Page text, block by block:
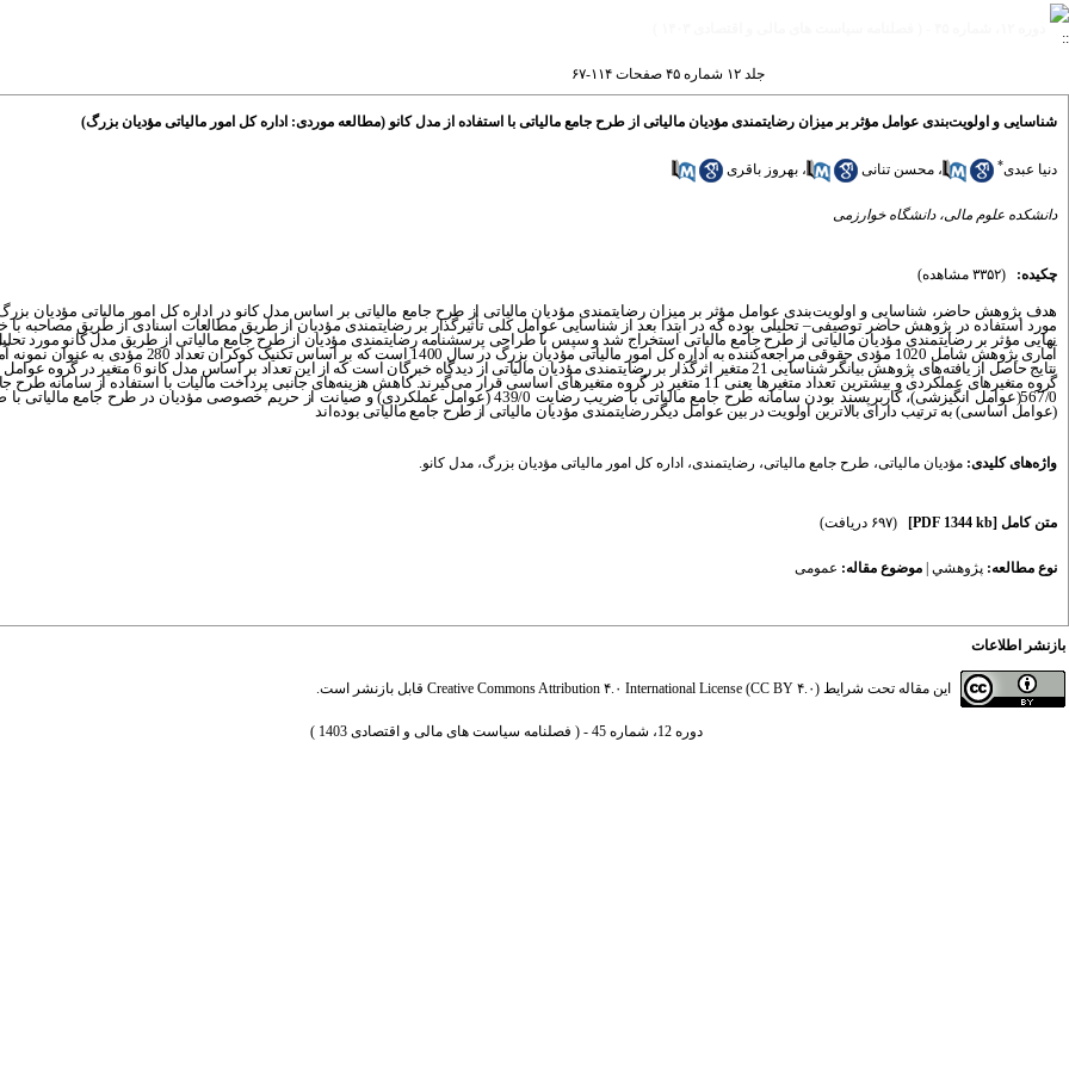
جلد ۱۲ شماره ۴۵ صفحات ۱۱۴-۶۷
شناسایی و اولویت‌بندی عوامل مؤثر بر میزان رضایتمندی مؤدیان مالیاتی از طرح جامع مالیاتی با استفاده از مدل کانو (مطالعه موردی: اداره کل امور مالیاتی مؤدیان بزرگ)
دنیا عبدی* ، محسن تنانی ، بهروز باقری
دانشکده علوم مالی، دانشگاه خوارزمی
چکیده: (۳۳۵۲ مشاهده)
هدف پژوهش حاضر، شناسایی و اولویت‌بندی عوامل مؤثر بر میزان رضایتمندی مؤدیان مالیاتی از طرح جامع مالیاتی بر اساس مدل کانو در اداره کل امور مالیاتی مؤدیان
مورد استفاده در پژوهش حاضر توصیفی–تحلیلی بوده که در ابتدا بعد از شناسایی عوامل کلی تأثیرگذار بر رضایتمندی مؤدیان از طریق مطالعات اسنادی از طریق مصاحبه با
نهایی مؤثر بر رضایتمندی مؤدیان مالیاتی از طرح جامع مالیاتی استخراج شد و سپس با طراحی پرسشنامه رضایتمندی مؤدیان از طرح جامع مالیاتی از طریق مدل کانو مورد
آماری پژوهش شامل 1020 مؤدی حقوقی مراجعه‌کننده به اداره کل امور مالیاتی مؤدیان بزرگ در سال
گروه متغیرهای عملکردی و بیشترین تعداد متغیرها یعنی 11 متغیر در گروه متغیرهای اساسی قرار می‌گیرند. کاهش هزینه‌های جانبی پرداخت مالیات با استفاده از
(عوامل اساسی) به ترتیب دارای بالاترین اولویت در بین عوامل دیگر رضایتمندی مؤدیان مالیاتی از طرح جامع مالیاتی بوده‌اند
واژه‌های کلیدی: مؤدیان مالیاتی، طرح جامع مالیاتی، رضایتمندی، اداره کل امور مالیاتی مؤدیان بزرگ، مدل کانو.
متن کامل [PDF 1344 kb] (۶۹۷ دریافت)
نوع مطالعه: پژوهشي موضوع مقاله: عمومى
بازنشر اطلاعات
این مقاله تحت شرایط Creative Commons Attribution ۴.۰ International License (CC BY ۴.۰) قابل بازنشر است.
دوره 12، شماره 45 - ( فصلنامه سیاست های مالی و اقتصادی 1403 )